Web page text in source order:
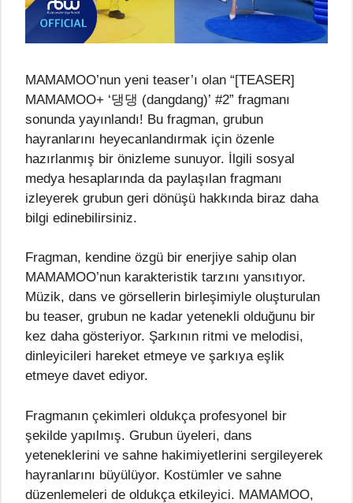
MAMAMOO’nun yeni teaser’ı olan “[TEASER]
MAMAMOO+ ‘댕댕 (dangdang)’ #2” fragmanı
sonunda yayınlandı! Bu fragman, grubun
hayranlarını heyecanlandırmak için özenle
hazırlanmış bir önizleme sunuyor. İlgili sosyal
medya hesaplarında da paylaşılan fragmanı
izleyerek grubun geri dönüşü hakkında biraz daha
bilgi edinebilirsiniz.
Fragman, kendine özgü bir enerjiye sahip olan
MAMAMOO’nun karakteristik tarzını yansıtıyor.
Müzik, dans ve görsellerin birleşimiyle oluşturulan
bu teaser, grubun ne kadar yetenekli olduğunu bir
kez daha gösteriyor. Şarkının ritmi ve melodisi,
dinleyicileri hareket etmeye ve şarkıya eşlik
etmeye davet ediyor.
Fragmanın çekimleri oldukça profesyonel bir
şekilde yapılmış. Grubun üyeleri, dans
yeteneklerini ve sahne hakimiyetlerini sergileyerek
hayranlarını büyülüyor. Kostümler ve sahne
düzenlemeleri de oldukça etkileyici. MAMAMOO,